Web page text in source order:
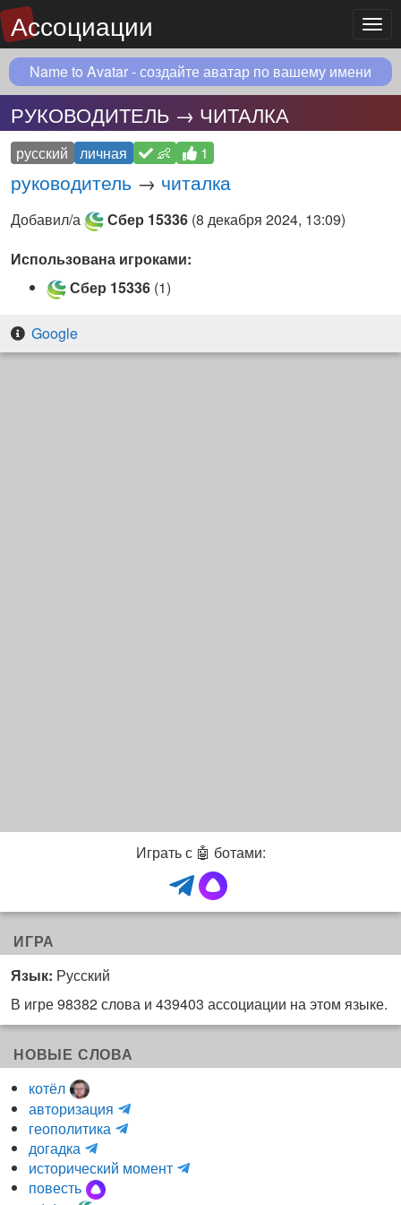
Ассоциации
Name to Avatar - создайте аватар по вашему имени
РУКОВОДИТЕЛЬ → ЧИТАЛКА
русский личная 👶 1
руководитель → читалка
Добавил/а Сбер 15336 (8 декабря 2024, 13:09)
Использована игроками:
Сбер 15336 (1)
Google
Играть с 🤖 ботами:
ИГРА
Язык: Русский
В игре 98382 слова и 439403 ассоциации на этом языке.
НОВЫЕ СЛОВА
котёл
авторизация
и
о
геополитика
H
d
догадка
m
a
r
исторический момент
и
повесть